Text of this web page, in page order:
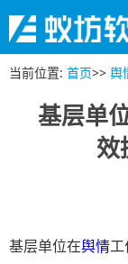
当前位置: 首页>> 舆
基层单
效
基层单位在舆情工